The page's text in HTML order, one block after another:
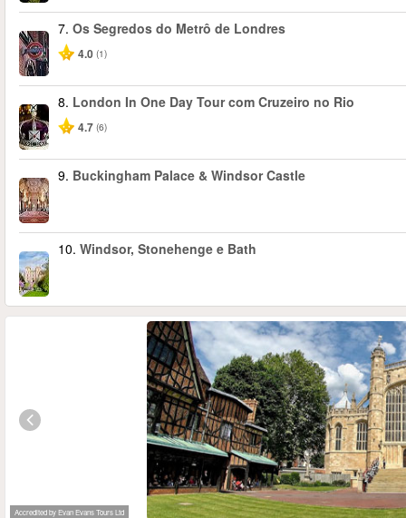
7. Os Segredos do Metrô de Londres
4.0 (1)
8. London In One Day Tour com Cruzeiro no Rio
4.7 (6)
9. Buckingham Palace & Windsor Castle
10. Windsor, Stonehenge e Bath
Accredited by Evan Evans Tours Ltd